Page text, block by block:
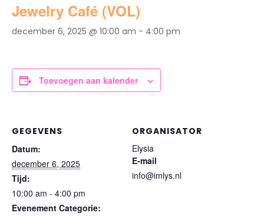
Jewelry Café (VOL)
december 6, 2025 @ 10:00 am - 4:00 pm
Toevoegen aan kalender
GEGEVENS
Datum:
december 6, 2025
Tijd:
10:00 am - 4:00 pm
Evenement Categorie:
ORGANISATOR
Elysia
E-mail
info@imlys.nl